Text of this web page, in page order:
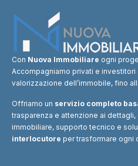
Con Nuova Immobiliare ogni
Accompagniamo privati e investitori
valorizzazione dell’immobile, fino
Offriamo un servizio completo
trasparenza e attenzione ai
immobiliare, supporto tecnico e
interlocutore per trasformare ogni